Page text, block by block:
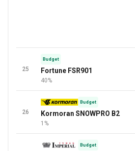
25
Budget
Fortune FSR901
40%
26
Budget
Kormoran SNOWPRO B2
1%
Budget